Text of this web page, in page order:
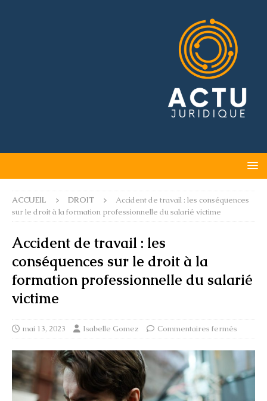
ACCUEIL DROIT
Accident de travail : les conséquences
sur le droit à la formation professionnelle du salarié victime
Accident de travail : les
conséquences sur le droit à la
formation professionnelle du salarié
victime
mai 13, 2023 Isabelle Gomez Commentaires fermés